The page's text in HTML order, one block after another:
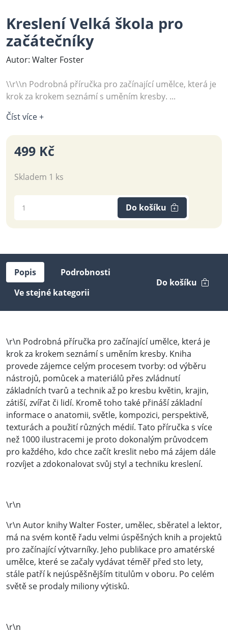
Kreslení Velká škola pro
začátečníky
Autor: Walter Foster
\\r\\n Podrobná příručka pro začínající umělce, která je
krok za krokem seznámí s uměním kresby. ...
Číst více +
499 Kč
Skladem 1 ks
Do košíku
Popis
Podrobnosti
Ve stejné kategorii
Do košíku
\r\n Podrobná příručka pro začínající umělce, která je
krok za krokem seznámí s uměním kresby. Kniha
provede zájemce celým procesem tvorby: od výběru
nástrojů, pomůcek a materiálů přes zvládnutí
základních tvarů a technik až po kresbu květin, krajin,
zátiší, zvířat či lidí. Kromě toho také přináší základní
informace o anatomii, světle, kompozici, perspektivě,
texturách a použití různých médií. Tato příručka s více
než 1000 ilustracemi je proto dokonalým průvodcem
pro každého, kdo chce začít kreslit nebo má zájem dále
rozvíjet a zdokonalovat svůj styl a techniku kreslení.
\r\n
\r\n Autor knihy Walter Foster, umělec, sběratel a lektor,
má na svém kontě řadu velmi úspěšných knih a projektů
pro začínající výtvarníky. Jeho publikace pro amatérské
umělce, které se začaly vydávat téměř před sto lety,
stále patří k nejúspěšnějším titulům v oboru. Po celém
světě se prodaly miliony výtisků.
\r\n